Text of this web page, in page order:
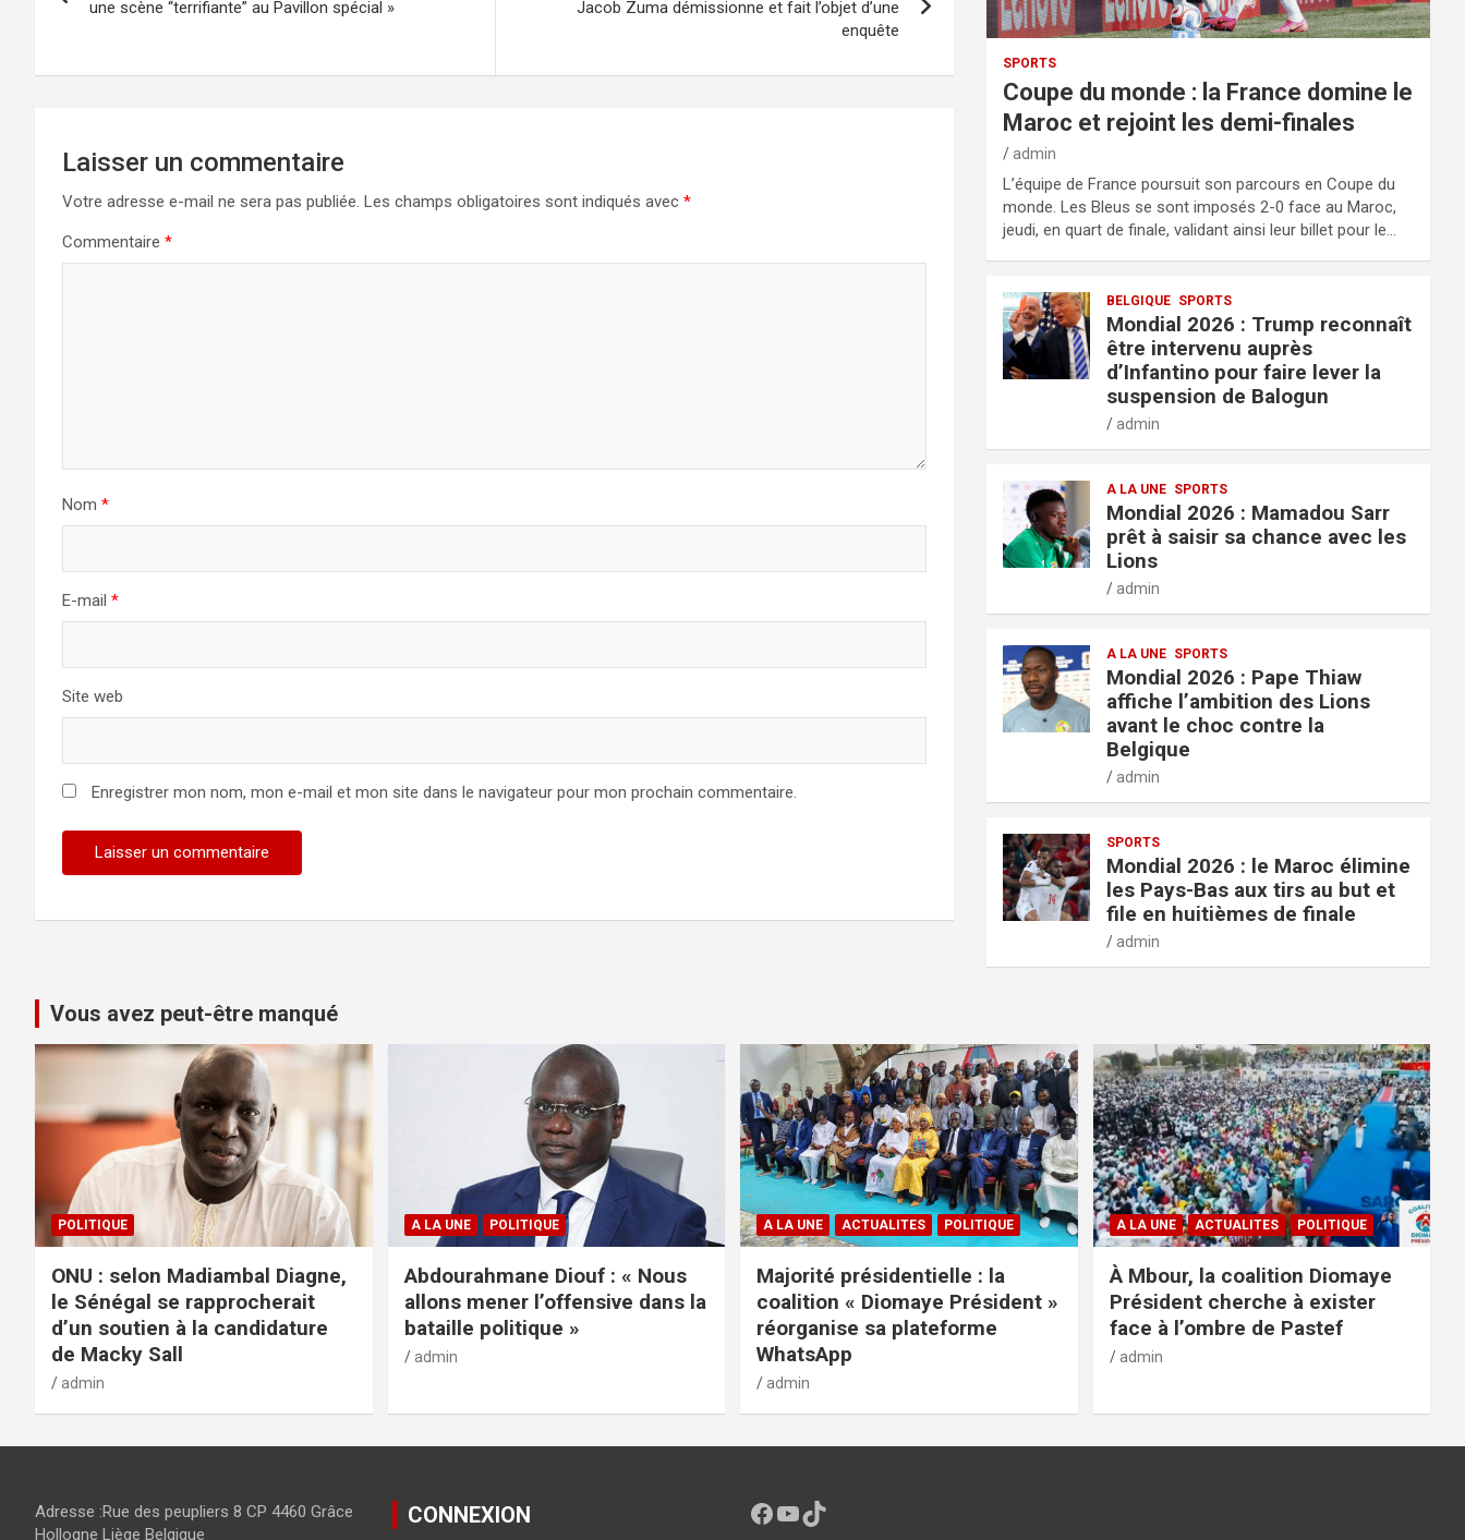
une scène “terrifiante” au Pavillon spécial »
Jacob Zuma démissionne et fait l’objet d’une
enquête
Laisser un commentaire
Votre adresse e-mail ne sera pas publiée. Les champs obligatoires sont indiqués avec *
Commentaire *
Nom *
E-mail *
Site web
Enregistrer mon nom, mon e-mail et mon site dans le navigateur pour mon prochain commentaire.
SPORTS
Coupe du monde : la France domine le
Maroc et rejoint les demi-finales
admin
L’équipe de France poursuit son parcours en Coupe du
monde. Les Bleus se sont imposés 2-0 face au Maroc,
jeudi, en quart de finale, validant ainsi leur billet pour le…
BELGIQUE SPORTS
Mondial 2026 : Trump reconnaît
être intervenu auprès
d’Infantino pour faire lever la
suspension de Balogun
admin
A LA UNE SPORTS
Mondial 2026 : Mamadou Sarr
prêt à saisir sa chance avec les
Lions
admin
A LA UNE SPORTS
Mondial 2026 : Pape Thiaw
affiche l’ambition des Lions
avant le choc contre la
Belgique
admin
SPORTS
Mondial 2026 : le Maroc élimine
les Pays-Bas aux tirs au but et
file en huitièmes de finale
admin
Vous avez peut-être manqué
POLITIQUE
ONU : selon Madiambal Diagne,
le Sénégal se rapprocherait
d’un soutien à la candidature
de Macky Sall
admin
A LA UNE POLITIQUE
Abdourahmane Diouf : « Nous
allons mener l’offensive dans la
bataille politique »
admin
A LA UNE ACTUALITES POLITIQUE
Majorité présidentielle : la
coalition « Diomaye Président »
réorganise sa plateforme
WhatsApp
admin
A LA UNE ACTUALITES POLITIQUE
À Mbour, la coalition Diomaye
Président cherche à exister
face à l’ombre de Pastef
admin
Adresse :Rue des peupliers 8 CP 4460 Grâce
Hollogne Liège Belgique
CONNEXION